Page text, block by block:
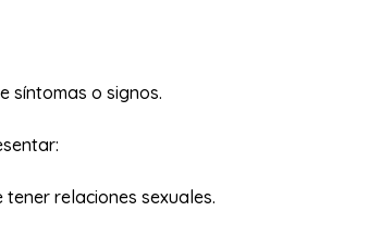
síntomas o signos.
relaciones sexuales.